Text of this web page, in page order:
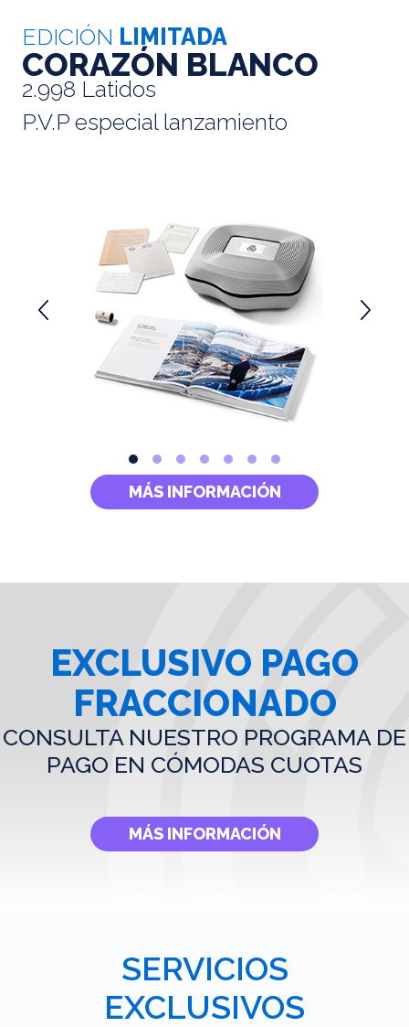
EDICIÓN LIMITADA
CORAZÓN BLANCO
2.998 Latidos
P.V.P especial lanzamiento
MÁS INFORMACIÓN
EXCLUSIVO PAGO
FRACCIONADO
CONSULTA NUESTRO PROGRAMA DE
PAGO EN CÓMODAS CUOTAS
MÁS INFORMACIÓN
SERVICIOS
EXCLUSIVOS